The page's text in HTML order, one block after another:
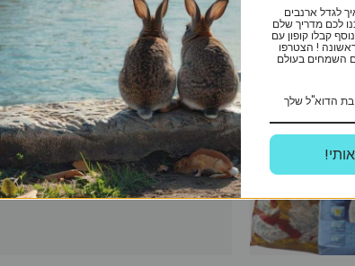
לגדל ארנבים
לכם מדריך שלם
קבלו קופון עם
הראשונה ! הצטרפו
השמחים בעולם